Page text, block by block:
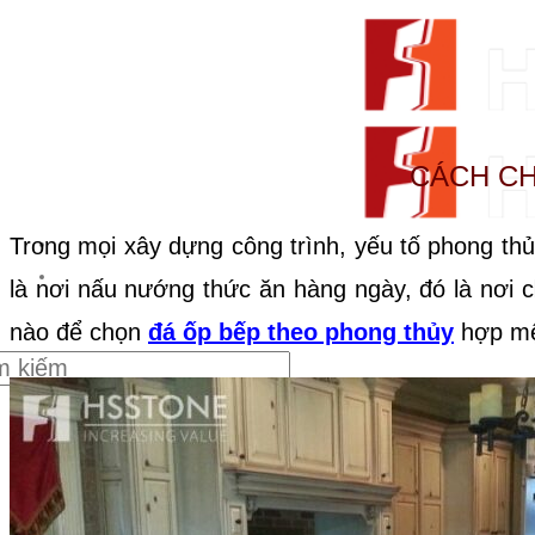
From Surfaces to Spaces
Giới thiệu
CÁCH
Trong mọi xây dựng công trình, yếu tố phong
là nơi nấu nướng thức ăn hàng ngày, đó là nơi
nào để chọn đá ốp bếp theo phong thủy hợp